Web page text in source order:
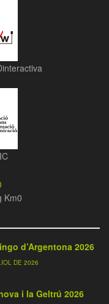
Km0
d’Argentona 2026
DE 2026
i la Geltrú 2026